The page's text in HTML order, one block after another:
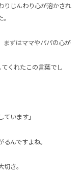
りじんわり心が溶かされ
まずはママやパパの心が
くれたこの言葉でし
います」
んですよね。
さ。